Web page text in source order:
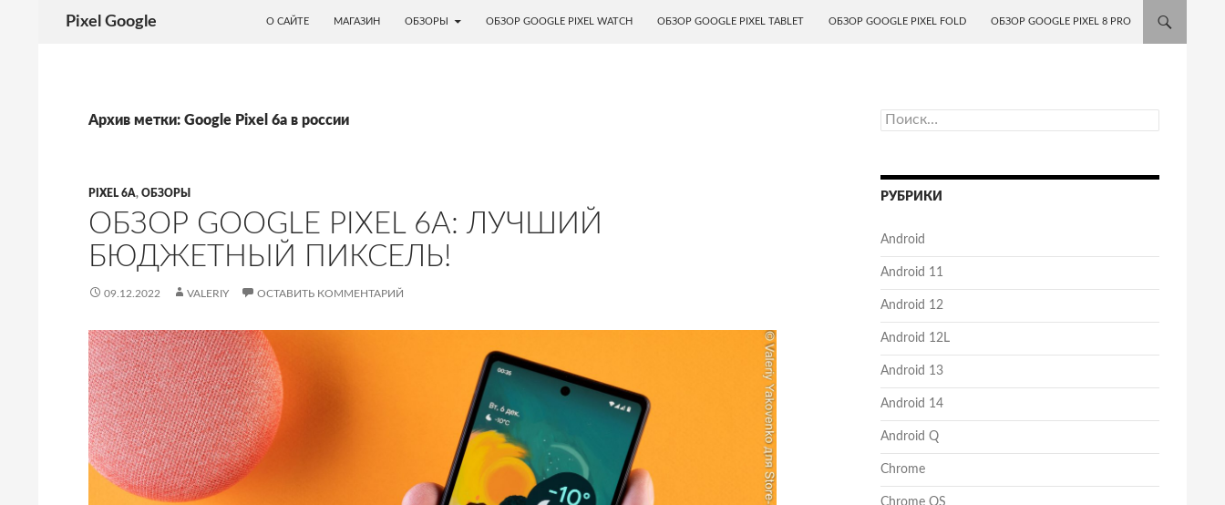
Pixel Google
О САЙТЕ
МАГАЗИН ОБЗОРЫ ОБЗОР GOOGLE PIXEL WATCH ОБЗОР GOOGLE PIXEL TABLET ОБЗОР GOOGLE PIXEL FOLD ОБЗОР GOOGLE PIXEL 8 PRO
Архив метки: Google Pixel 6a в россии
PIXEL 6A, ОБЗОРЫ
ОБЗОР GOOGLE PIXEL 6A: ЛУЧШИЙ
БЮДЖЕТНЫЙ ПИКСЕЛЬ!
09.12.2022 VALERIY ОСТАВИТЬ КОММЕНТАРИЙ
Найти:
РУБРИКИ
Android
Android 11
Android 12
Android 12L
Android 13
Android 14
Android Q
Chrome
Chrome OS